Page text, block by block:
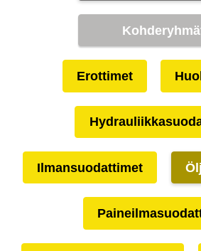
Erottimet
Ilmansuodattimet